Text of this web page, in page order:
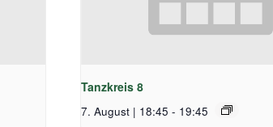
Tanzkreis 8
7. August | 18:45 - 19:45